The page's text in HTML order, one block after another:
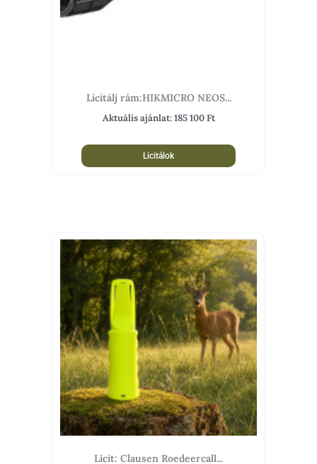
Licitálj rám:HIKMICRO NEOS...
Aktuális ajánlat:185 100Ft
Licitálok
Licit: Clausen Roedeercall...